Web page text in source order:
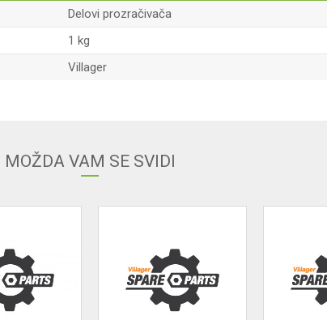
Delovi prozračivača
1 kg
Villager
MOŽDA VAM SE SVIDI